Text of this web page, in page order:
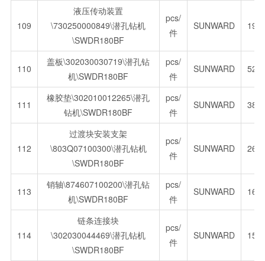
109
液压传动装置
\730250000849\潜孔钻机
\SWDR180BF
pcs/
件
SUNWARD
110
盖板\302030030719\潜孔钻
机\SWDR180BF
pcs/
件
SUNWARD
111
橡胶垫\302010012265\潜孔
钻机\SWDR180BF
pcs/
件
SUNWARD
112
过渡块安装支架
\803Q07100300\潜孔钻机
\SWDR180BF
pcs/
件
SUNWARD
113
销轴\874607100200\潜孔钻
机\SWDR180BF
pcs/
件
SUNWARD
114
链条连接块
\302030044469\潜孔钻机
\SWDR180BF
pcs/
件
SUNWARD